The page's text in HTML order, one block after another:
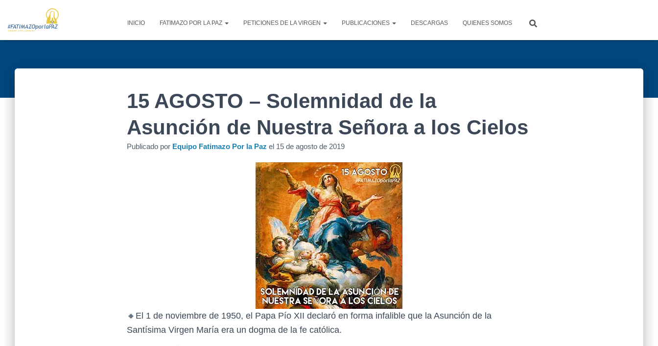
INICIO FATIMAZO POR LA PAZ PETICIONES DE LA VIRGEN PUBLICACIONES DESCARGAS QUIENES SOMOS
15 AGOSTO – Solemnidad de la
Asunción de Nuestra Señora a los Cielos
Publicado por Equipo Fatimazo Por la Paz el 15 de agosto de 2019
🔸El 1 de noviembre de 1950, el Papa Pío XII declaró en forma infalible que la Asunción de la
Santísima Virgen María era un dogma de la fe católica.